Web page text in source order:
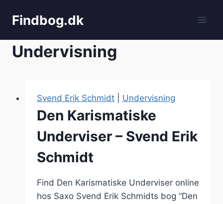
Findbog.dk
Undervisning
Svend Erik Schmidt| Undervisning
Den Karismatiske
Underviser – Svend Erik
Schmidt
Find Den Karismatiske Underviser online
hos Saxo Svend Erik Schmidts bog “Den